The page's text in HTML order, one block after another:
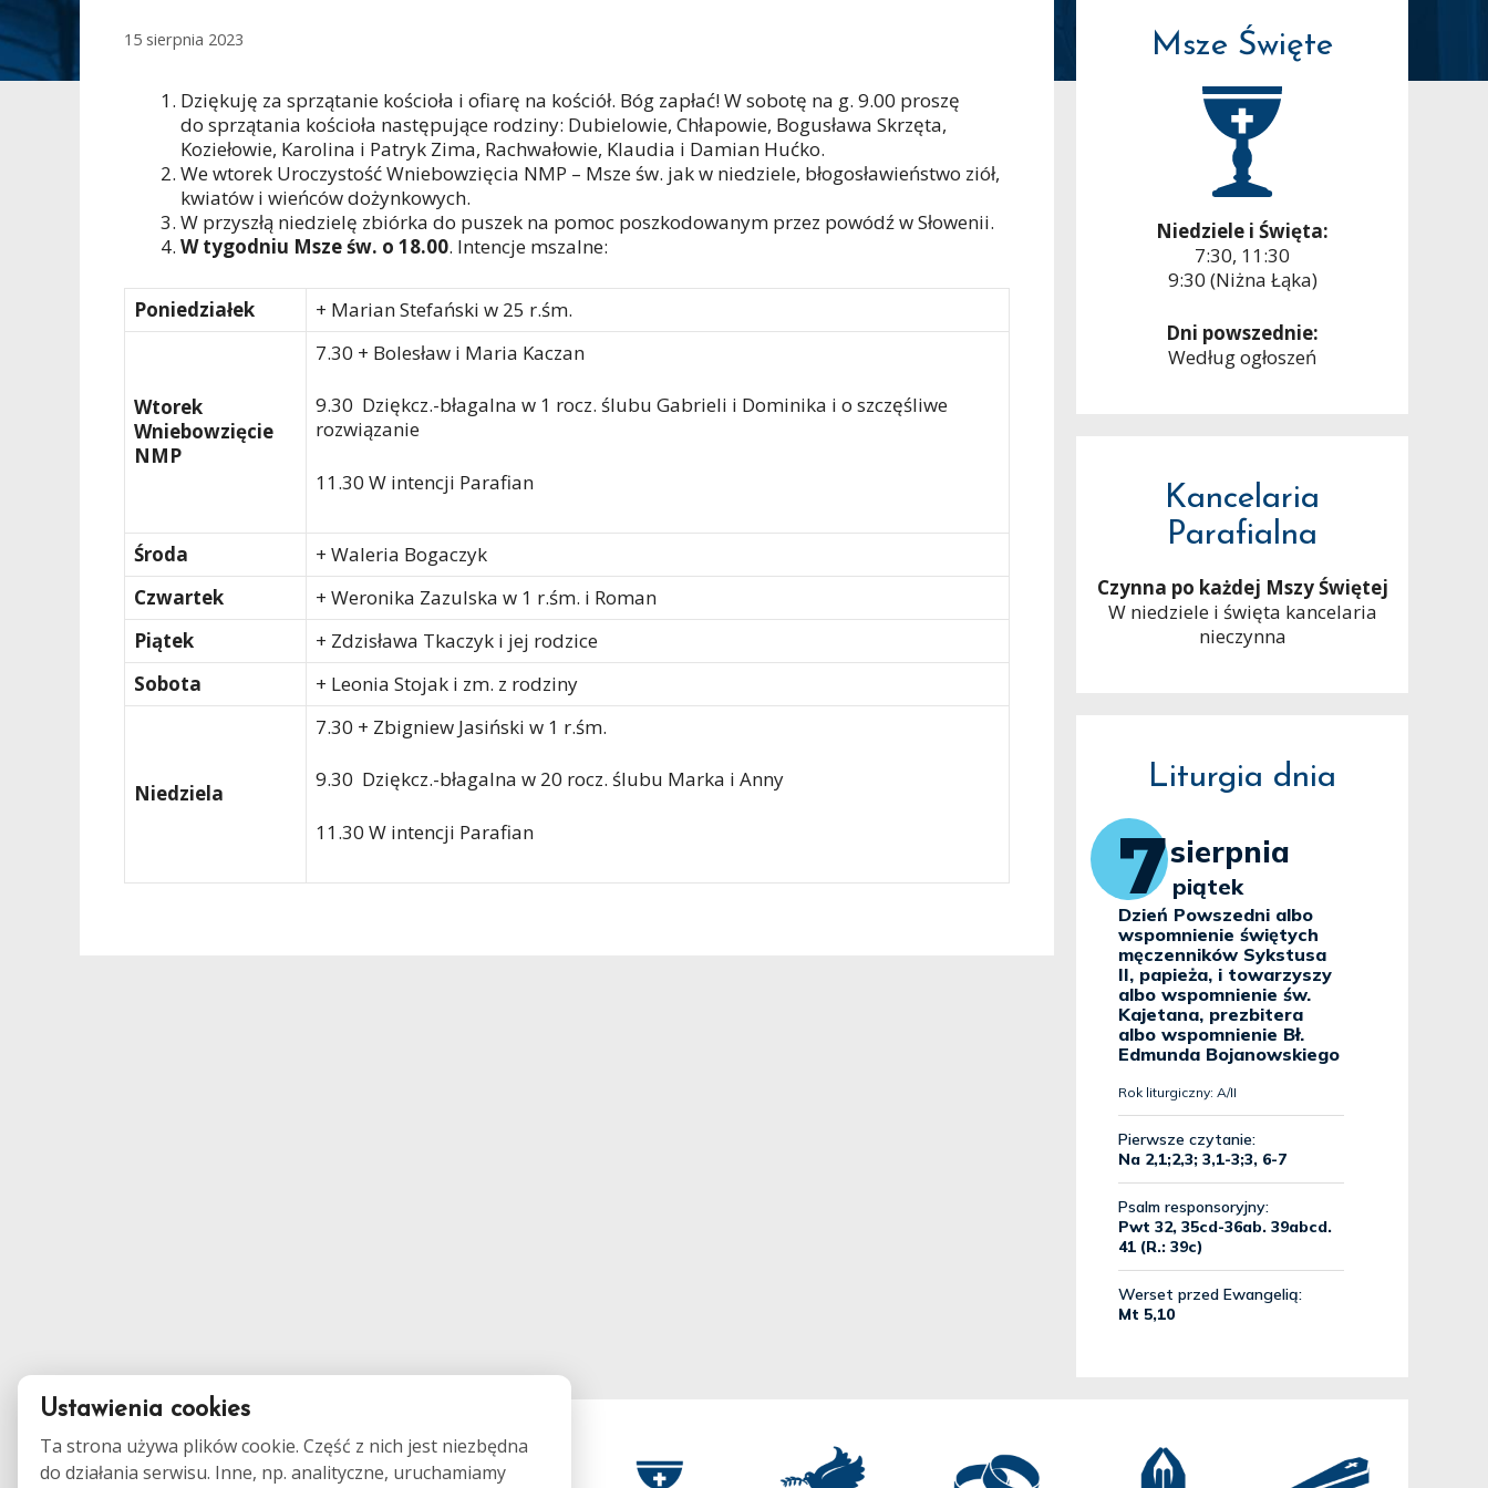
15 sierpnia 2023
Dziękuję za sprzątanie kościoła i ofiarę na kościół. Bóg zapłać! W sobotę na g. 9.00 proszę
do sprzątania kościoła następujące rodziny: Dubielowie, Chłapowie, Bogusława Skrzęta,
Koziełowie, Karolina i Patryk Zima, Rachwałowie, Klaudia i Damian Hućko.
We wtorek Uroczystość Wniebowzięcia NMP – Msze św. jak w niedziele, błogosławieństwo ziół,
kwiatów i wieńców dożynkowych.
W przyszłą niedzielę zbiórka do puszek na pomoc poszkodowanym przez powódź w Słowenii.
W tygodniu Msze św. o 18.00. Intencje mszalne:
Poniedziałek + Marian Stefański w 25 r.śm.
Wtorek
Wniebowzięcie
NMP
7.30 + Bolesław i Maria Kaczan
9.30 Dziękcz.-błagalna w 1 rocz. ślubu Gabrieli i Dominika i o szczęśliwe
rozwiązanie
11.30 W intencji Parafian
Środa
+ Waleria Bogaczyk
Czwartek
+ Weronika Zazulska w 1 r.śm. i Roman
Piątek
+ Zdzisława Tkaczyk i jej rodzice
Sobota
+ Leonia Stojak i zm. z rodziny
Niedziela
7.30 + Zbigniew Jasiński w 1 r.śm.
9.30 Dziękcz.-błagalna w 20 rocz. ślubu Marka i Anny
11.30 W intencji Parafian
Msze Święte
Niedziele i Święta:
7:30, 11:30
9:30 (Niżna Łąka)
Dni powszednie:
Według ogłoszeń
Kancelaria
Parafialna
Czynna po każdej Mszy Świętej
W niedziele i święta kancelaria
nieczynna
Liturgia dnia
Ustawienia cookies
Ta strona używa plików cookie. Część z nich jest niezbędna
do działania serwisu. Inne, np. analityczne, uruchamiamy